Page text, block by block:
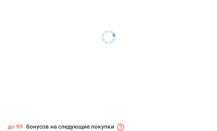
до 99 бонусов на следующие покупки